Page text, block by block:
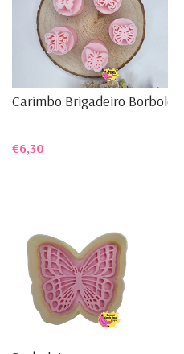
Carimbo Brigadeiro Borboletas
€6,30